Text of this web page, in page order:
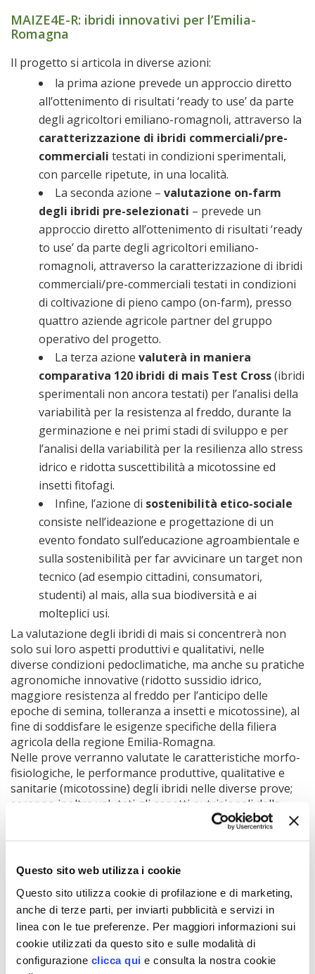
Questo sito web utilizza i cookie
Questo sito utilizza cookie di profilazione e di marketing,
anche di terze parti, per inviarti pubblicità e servizi in
linea con le tue preferenze. Per maggiori informazioni sui
cookie utilizzati da questo sito e sulle modalità di
configurazione clicca qui e consulta la nostra cookie
MAIZE4E-R: ibridi innovativi per l’Emilia-
Romagna
Il progetto si articola in diverse azioni:
la prima azione prevede un approccio diretto
all’ottenimento di risultati ‘ready to use’ da parte
degli agricoltori emiliano-romagnoli, attraverso la
caratterizzazione di ibridi commerciali/pre-
commerciali testati in condizioni sperimentali,
con parcelle ripetute, in una località.
La seconda azione – valutazione on-farm
degli ibridi pre-selezionati – prevede un
approccio diretto all’ottenimento di risultati ‘ready
to use’ da parte degli agricoltori emiliano-
romagnoli, attraverso la caratterizzazione di ibridi
commerciali/pre-commerciali testati in condizioni
di coltivazione di pieno campo (on-farm), presso
quattro aziende agricole partner del gruppo
operativo del progetto.
La terza azione valuterà in maniera
comparativa 120 ibridi di mais Test Cross(ibridi
sperimentali non ancora testati) per l’analisi della
variabilità per la resistenza al freddo, durante la
germinazione e nei primi stadi di sviluppo e per
l’analisi della variabilità per la resilienza allo stress
idrico e ridotta suscettibilità a micotossine ed
insetti fitofagi.
Infine, l’azione di sostenibilità etico-sociale
consiste nell’ideazione e progettazione di un
evento fondato sull’educazione agroambientale e
sulla sostenibilità per far avvicinare un target non
tecnico (ad esempio cittadini, consumatori,
studenti) al mais, alla sua biodiversità e ai
molteplici usi.
La valutazione degli ibridi di mais si concentrerà non
solo sui loro aspetti produttivi e qualitativi, nelle
diverse condizioni pedoclimatiche, ma anche su pratiche
agronomiche innovative (ridotto sussidio idrico,
maggiore resistenza al freddo per l’anticipo delle
epoche di semina, tolleranza a insetti e micotossine), al
fine di soddisfare le esigenze specifiche della filiera
agricola della regione Emilia-Romagna.
Nelle prove verranno valutate le caratteristiche morfo-
fisiologiche, le performance produttive, qualitative e
sanitarie (micotossine) degli ibridi nelle diverse prove;
saranno inoltre valutati gli aspetti nutrizionali della
granella, in coerenza con la valorizzazione della
produzione nelle filiere mangimistiche locali.
I risultati attesi
Del materiale genetico appositamente selezionato per
il territorio emiliano-romagnolo unitamente ad una
gestione di campo che valorizzi le caratteristiche di
“rusticità” di tali ibridi, potrebbe aiutare a rendere il
mais un’opzione maggiormente sostenibile per i
produttori emiliano-romagnoli, sia da un punto di vista